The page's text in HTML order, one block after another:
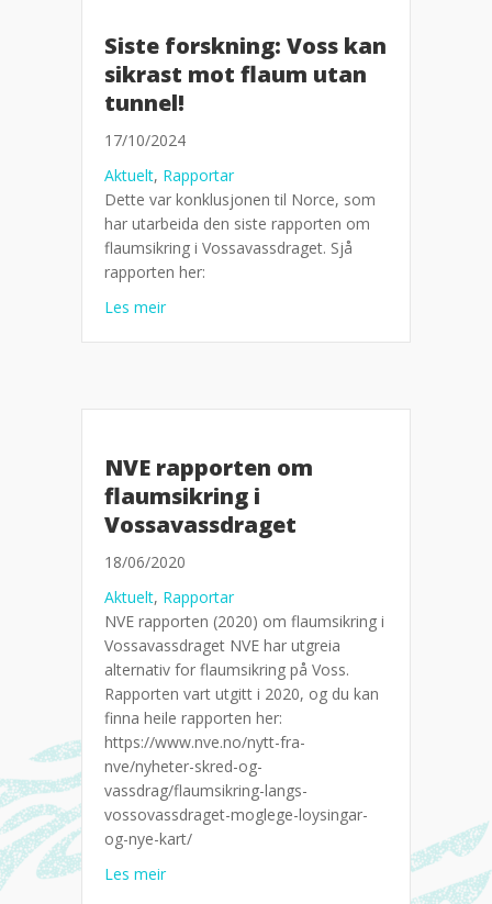
Siste forskning: Voss kan
sikrast mot flaum utan
tunnel!
17/10/2024
Aktuelt, Rapportar
Dette var konklusjonen til Norce, som
har utarbeida den siste rapporten om
flaumsikring i Vossavassdraget. Sjå
rapporten her:
Les meirabout Siste forskning: Voss kan sikrast mot
NVE rapporten om
flaumsikring i
Vossavassdraget
18/06/2020
Aktuelt, Rapportar
NVE rapporten (2020) om flaumsikring i
Vossavassdraget NVE har utgreia
alternativ for flaumsikring på Voss.
Rapporten vart utgitt i 2020, og du kan
finna heile rapporten her:
https://www.nve.no/nytt-fra-
nve/nyheter-skred-og-
vassdrag/flaumsikring-langs-
vossovassdraget-moglege-loysingar-
og-nye-kart/
Les meirabout NVE rapporten om flaumsikring i